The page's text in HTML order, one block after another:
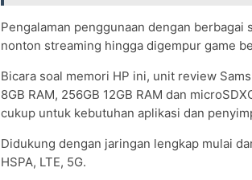
Pengalaman penggunaan dengan
nonton streaming hingga digempur game
Bicara soal memori HP ini, unit review
8GB RAM, 256GB 12GB RAM dan
cukup untuk kebutuhan aplikasi dan
Didukung dengan jaringan lengkap mulai
HSPA, LTE, 5G.